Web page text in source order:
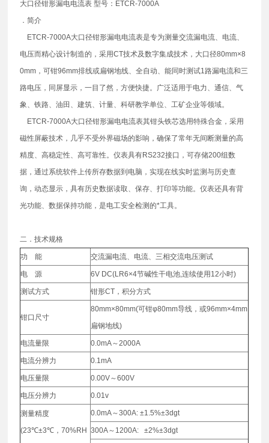
大口径钳形漏电电流表 型号：ETCR-7000A
．简介
ETCR-7000A大口径钳形漏电电流表是专为测量交流漏电流、电流、
电压而精心设计制造的，采用CT技术及数字集成技术，大口径80mm×8
0mm，可钳96mm排线或扁钢地线、全自动、能同时测试1路漏电流和三
路电压，同屏显示，一目了然，方便快捷。广泛适用于电力、通信、气
象、铁路、油田、建筑、计量、科研教学单位、工矿企业等领域。
ETCR-7000A大口径钳形漏电电流表其钳头铁芯选用特殊合金，采用
磁性屏蔽技术，几乎不受外界磁场的影响，确保了常年无间断测量的高
精度、高稳定性、高可靠性。仪表具有RS232接口，可存储200组数
据，通过系统软件上传所存数据到电脑，实现在线实时监测与历史查
询，动态显示，具有历史数据读取、保存、打印等功能。仪表还具有背
光功能、数据保持功能，是电工安全检测的*工具。
二．技术规格
功 能 交流漏电流、电流、三相交流电压测试
电 源 6V DC(LR6×4节碱性干电池,连续使用12小时)
测试方式 钳形CT，积分方式
钳口尺寸
80mm×80mm(可钳φ80mm导线，或96mm×4mm
扁钢地线)
电流量限 0.0mA～2000A
电流分辨力 0.1mA
电压量限 0.00V～600V
电压分辨力 0.01v
测量精度
(23℃±3℃，70%RH
0.0mA～300A: ±1.5%±3dgt
300A～1200A: ±2%±3dgt